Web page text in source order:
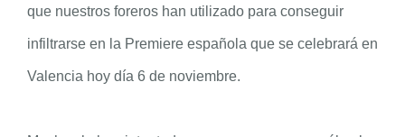
que nuestros foreros han utilizado para conseguir
infiltrarse en la Premiere española que se celebrará en
Valencia hoy día 6 de noviembre.